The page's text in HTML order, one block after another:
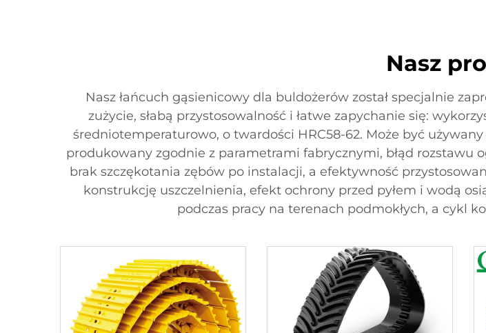
Nasz
Nasz łańcuch gąsienicowy dla buldożerów został specjalnie
zużycie, słabą przystosowalność i łatwe zapychanie się:
średniotemperaturowo, o twardości HRC58-62. Może być
produkowany zgodnie z parametrami fabrycznymi, błąd rozstawu
brak szczękotania zębów po instalacji, a efektywność
konstrukcję uszczelnienia, efekt ochrony przed pyłem i wodą
podczas pracy na terenach podmokłych, a cykl